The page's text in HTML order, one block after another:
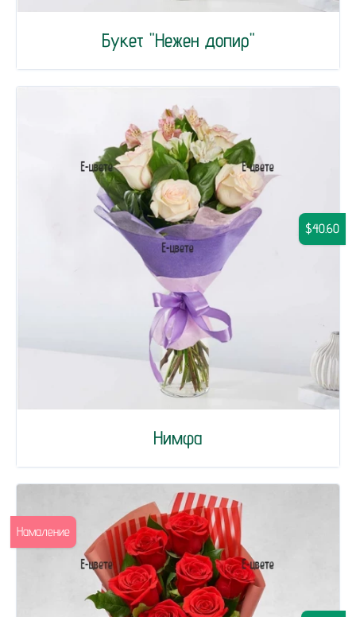
Букет "Нежен допир"
Нимфа
$40.60
Намаление